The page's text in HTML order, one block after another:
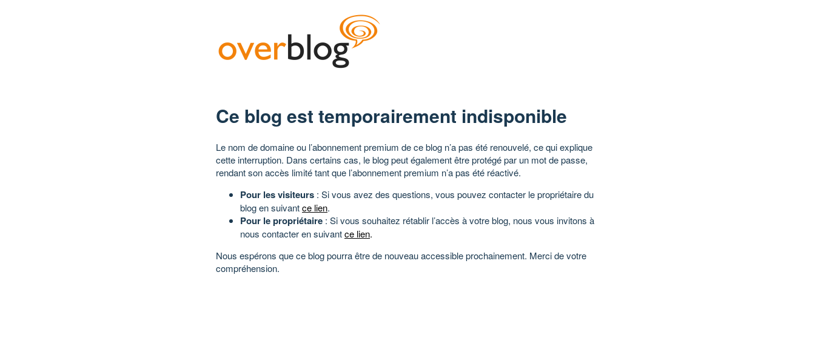
Ce blog est temporairement indisponible
Le nom de domaine ou l’abonnement premium de ce blog n’a pas été renouvelé, ce qui explique
cette interruption. Dans certains cas, le blog peut également être protégé par un mot de passe,
rendant son accès limité tant que l’abonnement premium n’a pas été réactivé.
Pour les visiteurs : Si vous avez des questions, vous pouvez contacter le propriétaire du
blog en suivantce lien.
Pour le propriétaire : Si vous souhaitez rétablir l’accès à votre blog, nous vous invitons à
nous contacter en suivantce lien.
Nous espérons que ce blog pourra être de nouveau accessible prochainement. Merci de votre
compréhension.